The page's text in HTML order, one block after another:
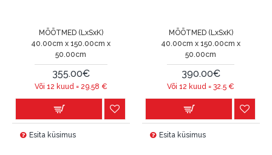
MÕÕTMED (LxSxK)
40.00cm x 150.00cm x
50.00cm
355.00€
Või 12 kuud = 29.58 €
Esita küsimus
MÕÕTMED (LxSxK)
40.00cm x 150.00cm x
50.00cm
390.00€
Või 12 kuud =32.5 €
Esita küsimus